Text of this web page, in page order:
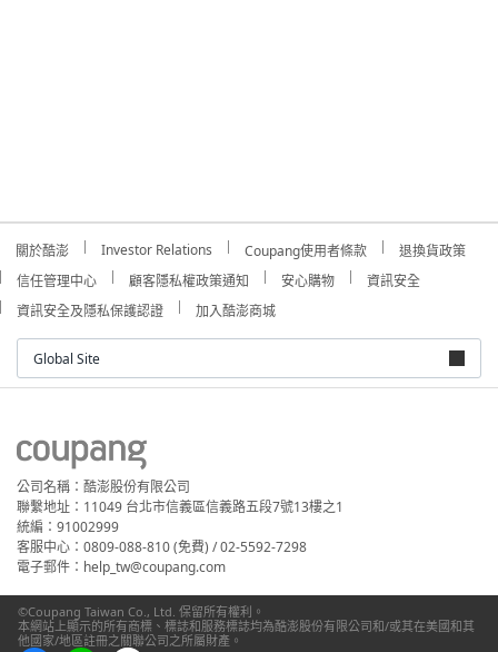
關於酷澎 Investor Relations Coupang使用者條款
退換貨政策
信任管理中心
顧客隱私權政策通知 安心購物
資訊安全
資訊安全及隱私保護認證
加入酷澎商城
Global Site
公司名稱：酷澎股份有限公司
聯繫地址：11049 台北市信義區信義路五段7號13樓之1
統編：91002999
客服中心：0809-088-810 (免費) / 02-5592-7298
電子郵件：help_tw@coupang.com
©Coupang Taiwan Co., Ltd. 保留所有權利。
本網站上顯示的所有商標、標誌和服務標誌均為酷澎股份有限公司和/或其在美國和其
他國家/地區註冊之關聯公司之所屬財產。